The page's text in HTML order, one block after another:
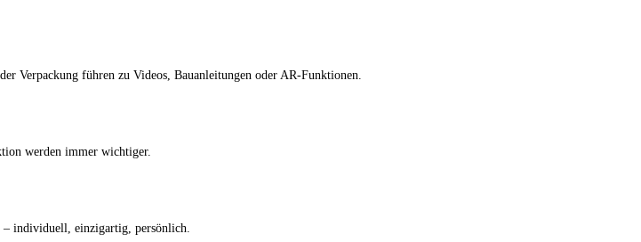
Verpackung führen zu Videos, Bauanleitungen oder AR-Funktionen.
werden immer wichtiger.
individuell, einzigartig, persönlich.